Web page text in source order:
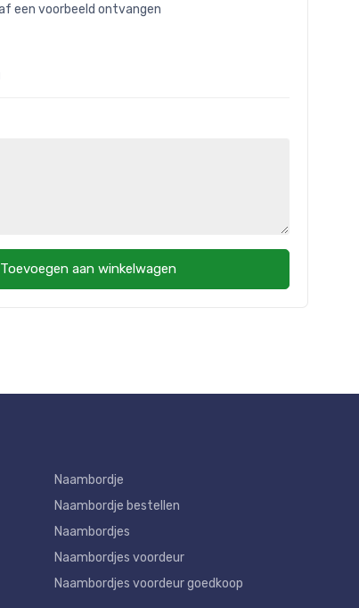
een voorbeeld ontvangen
Toevoegen aan winkelwagen
Naambordje
Naambordje bestellen
Naambordjes
Naambordjes voordeur
Naambordjes voordeur goedkoop